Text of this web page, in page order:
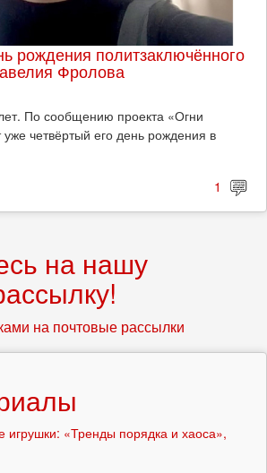
рождения политзаключённого
Фролова
По сообщению проекта «Огни
четвёртый его день рождения в
1
на нашу
на почтовые рассылки
«Тренды порядка и хаоса»,